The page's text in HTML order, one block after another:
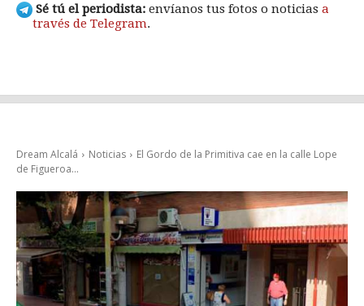
Sé tú el periodista: envíanos tus fotos o noticias a
través de Telegram.